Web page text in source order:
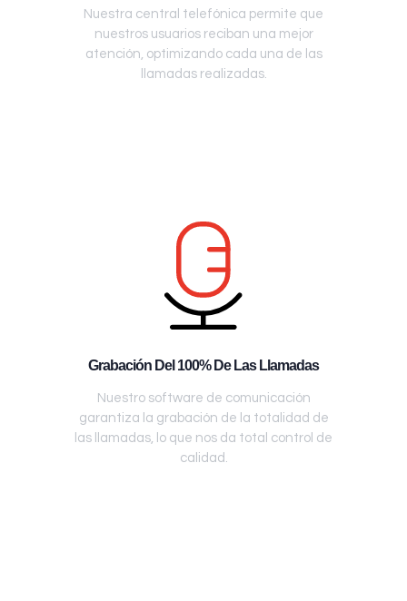
Nuestra central telefónica permite que
nuestros usuarios reciban una mejor
atención, optimizando cada una de las
llamadas realizadas.
Grabación Del 100% De Las Llamadas
Nuestro software de comunicación
garantiza la grabación de la totalidad de
las llamadas, lo que nos da total control de
calidad.